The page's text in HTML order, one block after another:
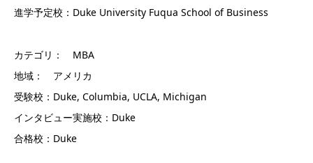
進学予定校：Duke University Fuqua School of Business
カテゴリ： MBA
地域： アメリカ
受験校：Duke, Columbia, UCLA, Michigan
インタビュー実施校：Duke
合格校：Duke